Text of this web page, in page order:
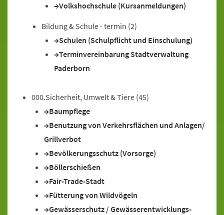
Volkshochschule (Kursanmeldungen)
Bildung & Schule - termin (2)
Schulen (Schulpflicht und Einschulung)
Terminvereinbarung Stadtverwaltung
Paderborn
000.Sicherheit, Umwelt & Tiere (45)
Baumpflege
Benutzung von Verkehrsflächen und Anlagen/
Grillverbot
Bevölkerungsschutz (Vorsorge)
Böllerschießen
Fair-Trade-Stadt
Fütterung von Wildvögeln
Gewässerschutz / Gewässerentwicklungs-